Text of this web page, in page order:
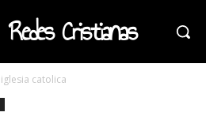
Redes Cristianas
iglesia catolica